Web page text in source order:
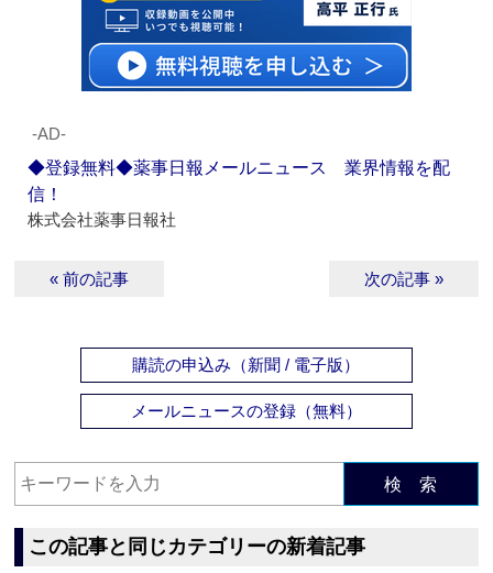
‐AD‐
◆登録無料◆薬事日報メールニュース 業界情報を配
信！
株式会社薬事日報社
« 前の記事 次の記事 »
購読の申込み（新聞 / 電子版）
メールニュースの登録（無料）
検 索
この記事と同じカテゴリーの新着記事